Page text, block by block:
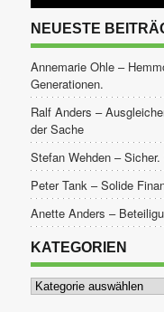
NEUESTE
Annemarie Ohle –
Generationen.
Ralf Anders –
der Sache
Stefan Wehden –
Peter Tank – Solide
Anette Anders –
KATEGORIEN
Kategorien